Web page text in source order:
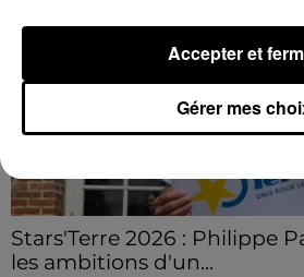
Stars'Terre 2026 : Philippe
les ambitions d'un...
Gérer mes
Accepter et